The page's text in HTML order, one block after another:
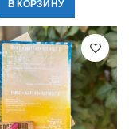
В КОРЗИНУ